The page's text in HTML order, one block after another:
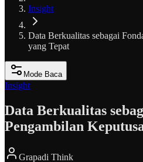
Insight
Data Berkualitas sebagai
yang Tepat
Mode Baca
Insight
Data Berkualitas
Pengambilan
Grapadi Think